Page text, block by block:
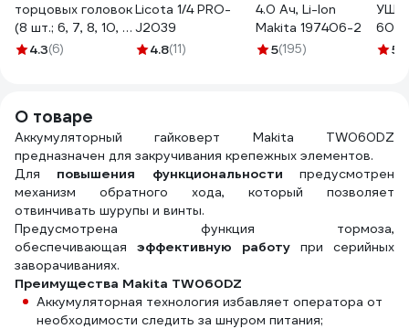
торцовых головок
(8 шт.; 6, 7, 8, 10, 11,
12, 13 мм; 1/4”;
4.3(6)
Licota 1/4 PRO-
J2039
4.8(11)
4.0 Ач, Li-Ion
Makita 197406-2
5(195)
УШМ
5
О товаре
Аккумуляторный гайковерт Makita TW060DZ
предназначен для закручивания крепежных элементов.
Для повышения функциональности предусмотрен
механизм обратного хода, который позволяет
отвинчивать шурупы и винты.
Предусмотрена функция тормоза,
обеспечивающая эффективную работу при серийных
заворачиваниях.
Преимущества Makita TW060DZ
Аккумуляторная технология избавляет оператора от
необходимости следить за шнуром питания;